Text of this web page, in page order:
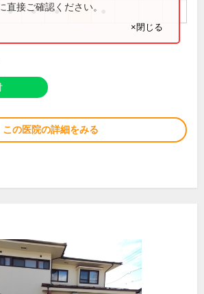
● ● ●
直接ご確認ください。
×閉じる
この医院の詳細をみる